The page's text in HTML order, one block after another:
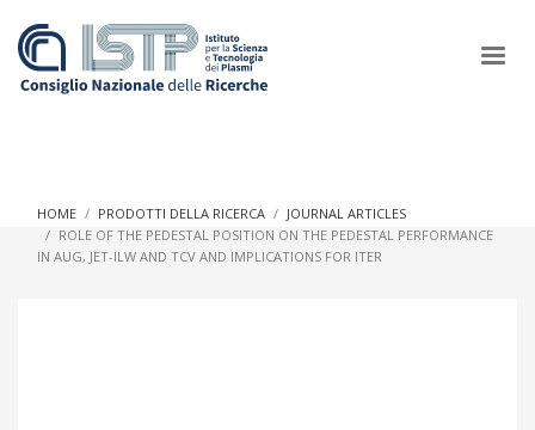
In a world increasingly facing new challenges at the forefront of
HOME PRODOTTI DELLA RICERCA
JOURNAL ARTICLES
ROLE OF THE PEDESTAL POSITION ON THE PEDESTAL PERFORMANCE
IN AUG, JET-ILW AND TCV AND IMPLICATIONS FOR ITER